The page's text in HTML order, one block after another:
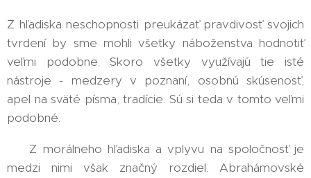
Z hľadiska neschopnosti preukázať pravdivosť svojich
tvrdení by sme mohli všetky náboženstva hodnotiť
veľmi podobne. Skoro všetky využívajú tie isté
nástroje - medzery v poznaní, osobnú skúsenosť,
apel na sväté písma, tradície. Sú si teda v tomto veľmi
podobné.
⚠️ Z morálneho hľadiska a vplyvu na spoločnosť je
medzi nimi však značný rozdiel. Abrahámovské